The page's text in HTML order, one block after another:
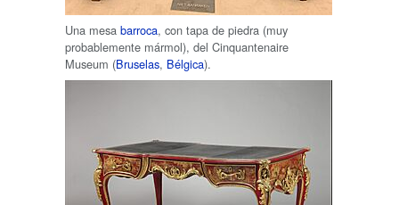
Una mesa barroca, con tapa de piedra (muy
probablemente mármol), del Cinquantenaire
Museum (Bruselas, Bélgica).